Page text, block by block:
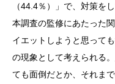
（44.4％）」で、対策を
本調査の監修にあたった
イエットしようと思って
の現象として考えられる
ても面倒だとか、それま